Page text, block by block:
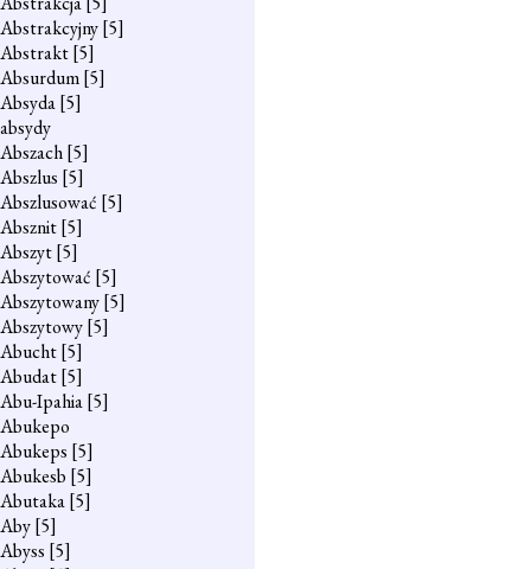
Abstrakcyjny[5]
Abstrakt[5]
Absurdum[5]
Absyda[5]
absydy
Abszach[5]
Abszlus [5]
Abszlusować [5]
Absznit[5]
Abszyt[5]
Abszytować [5]
Abszytowany[5]
Abszytowy[5]
Abucht[5]
Abudat[5]
Abu-Ipahia[5]
Abukepo
Abukeps [5]
Abukesb [5]
Abutaka[5]
Aby[5]
Abyss [5]